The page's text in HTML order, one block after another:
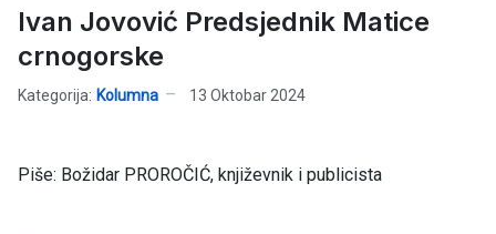
Ivan Jovović Predsjednik Matice
crnogorske
Kategorija: Kolumna 13 Oktobar 2024
Piše: Božidar PROROČIĆ, književnik i publicista